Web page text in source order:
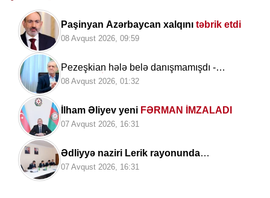
Paşinyan Azərbaycan xalqını təbrik etdi
08 Avqust 2026, 09:59
Pezeşkian hələ belə danışmamışdı -
SENSASİON açıqlamalar verdi
08 Avqust 2026, 01:32
İlham Əliyev yeni FƏRMAN İMZALADI
07 Avqust 2026, 16:31
Ədliyyə naziri Lerik rayonunda
vətəndaşları qəbul edib
07 Avqust 2026, 16:31